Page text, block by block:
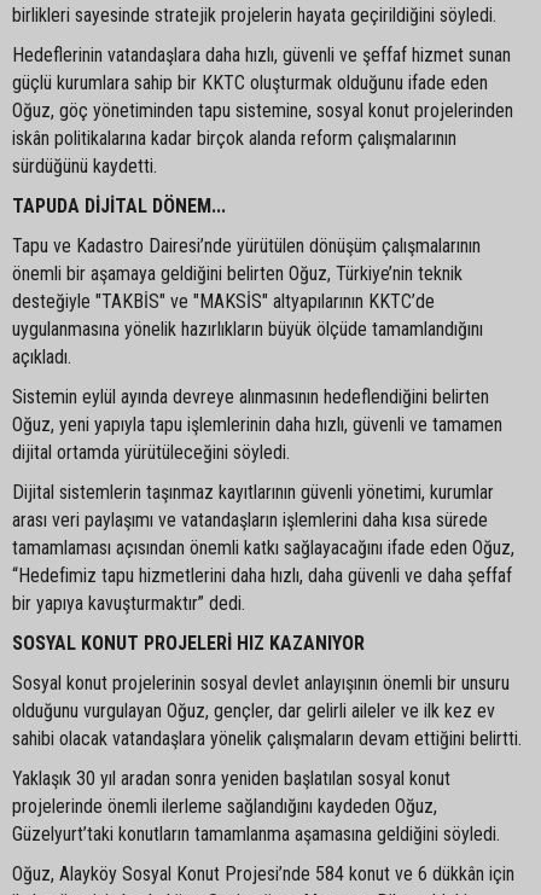
birlikleri sayesinde stratejik projelerin hayata geçirildiğini söyledi.
Hedeflerinin vatandaşlara daha hızlı, güvenli ve şeffaf hizmet sunan
güçlü kurumlara sahip bir KKTC oluşturmak olduğunu ifade eden
Oğuz, göç yönetiminden tapu sistemine, sosyal konut projelerinden
iskân politikalarına kadar birçok alanda reform çalışmalarının
sürdüğünü kaydetti.
TAPUDA DİJİTAL DÖNEM...
Tapu ve Kadastro Dairesi’nde yürütülen dönüşüm çalışmalarının
önemli bir aşamaya geldiğini belirten Oğuz, Türkiye’nin teknik
desteğiyle "TAKBİS" ve "MAKSİS" altyapılarının KKTC’de
uygulanmasına yönelik hazırlıkların büyük ölçüde tamamlandığını
açıkladı.
Sistemin eylül ayında devreye alınmasının hedeflendiğini belirten
Oğuz, yeni yapıyla tapu işlemlerinin daha hızlı, güvenli ve tamamen
dijital ortamda yürütüleceğini söyledi.
Dijital sistemlerin taşınmaz kayıtlarının güvenli yönetimi, kurumlar
arası veri paylaşımı ve vatandaşların işlemlerini daha kısa sürede
tamamlaması açısından önemli katkı sağlayacağını ifade eden Oğuz,
“Hedefimiz tapu hizmetlerini daha hızlı, daha güvenli ve daha şeffaf
bir yapıya kavuşturmaktır” dedi.
SOSYAL KONUT PROJELERİ HIZ KAZANIYOR
Sosyal konut projelerinin sosyal devlet anlayışının önemli bir unsuru
olduğunu vurgulayan Oğuz, gençler, dar gelirli aileler ve ilk kez ev
sahibi olacak vatandaşlara yönelik çalışmaların devam ettiğini belirtti.
Yaklaşık 30 yıl aradan sonra yeniden başlatılan sosyal konut
projelerinde önemli ilerleme sağlandığını kaydeden Oğuz,
Güzelyurt’taki konutların tamamlanma aşamasına geldiğini söyledi.
Oğuz, Alayköy Sosyal Konut Projesi’nde 584 konut ve 6 dükkân için